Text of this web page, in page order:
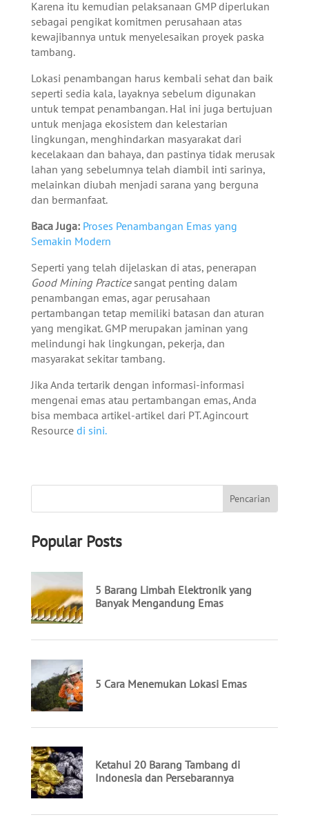
Karena itu kemudian pelaksanaan GMP diperlukan
sebagai pengikat komitmen perusahaan atas
kewajibannya untuk menyelesaikan proyek paska
tambang.
Lokasi penambangan harus kembali sehat dan baik
seperti sedia kala, layaknya sebelum digunakan
untuk tempat penambangan. Hal ini juga bertujuan
untuk menjaga ekosistem dan kelestarian
lingkungan, menghindarkan masyarakat dari
kecelakaan dan bahaya, dan pastinya tidak merusak
lahan yang sebelumnya telah diambil inti sarinya,
melainkan diubah menjadi sarana yang berguna
dan bermanfaat.
Baca Juga: Proses Penambangan Emas yang
Semakin Modern
Seperti yang telah dijelaskan di atas, penerapan
Good Mining Practicesangat penting dalam
penambangan emas, agar perusahaan
pertambangan tetap memiliki batasan dan aturan
yang mengikat. GMP merupakan jaminan yang
melindungi hak lingkungan, pekerja, dan
masyarakat sekitar tambang.
Jika Anda tertarik dengan informasi-informasi
mengenai emas atau pertambangan emas, Anda
bisa membaca artikel-artikel dari PT. Agincourt
Resource di sini.
Popular Posts